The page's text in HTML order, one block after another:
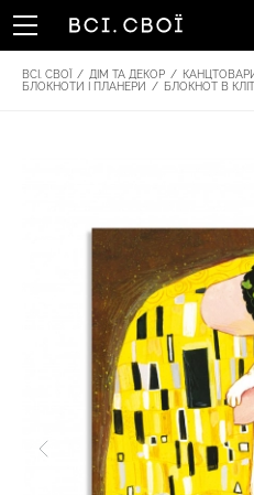
ВСІ. СВОЇ / ДІМ ТА ДЕКОР /
БЛОКНОТИ І ПЛАНЕРИ
/ БЛОКНОТ В